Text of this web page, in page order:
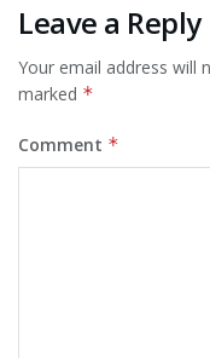
Leave a Reply
Your email address will
marked *
Comment *